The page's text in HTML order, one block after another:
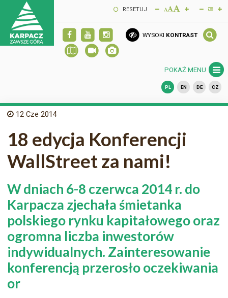
RESETUJ
WYSOKI KONTRAST
POKAŻ MENU
PL EN DE CZ
12 Cze 2014
18 edycja Konferencji
WallStreet za nami!
W dniach 6-8 czerwca 2014 r. do
Karpacza zjechała śmietanka
polskiego rynku kapitałowego oraz
ogromna liczba inwestorów
indywidualnych. Zainteresowanie
konferencją przerosło oczekiwania
or